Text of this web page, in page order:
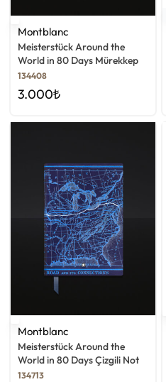
Montblanc
Meisterstück Around the
World in 80 Days Mürekkep
134408
3.000₺
Montblanc
Meisterstück Around the
World in 80 Days Çizgili Not
Defteri
134713